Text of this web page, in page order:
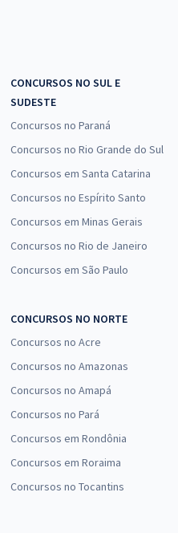
CONCURSOS NO SUL E
SUDESTE
Concursos no Paraná
Concursos no Rio Grande do Sul
Concursos em Santa Catarina
Concursos no Espírito Santo
Concursos em Minas Gerais
Concursos no Rio de Janeiro
Concursos em São Paulo
CONCURSOS NO NORTE
Concursos no Acre
Concursos no Amazonas
Concursos no Amapá
Concursos no Pará
Concursos em Rondônia
Concursos em Roraima
Concursos no Tocantins